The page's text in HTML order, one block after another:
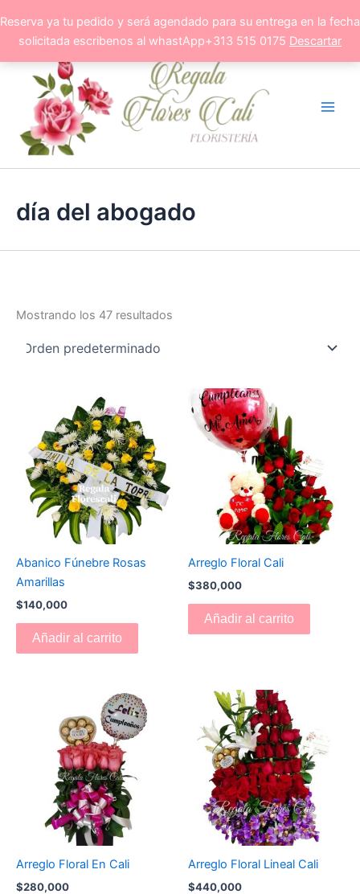
Reserva ya tu pedido y será agendado para su entrega en la fecha
solicitada escribenos al whastApp+313 515 0175 Descartar
al
contenido
día del abogado
Mostrando los 47 resultados
Abanico Fúnebre Rosas
Amarillas
$140,000
Añadir al carrito
Arreglo Floral Cali
$380,000
Añadir al carrito
Arreglo Floral En Cali
$280,000
Arreglo Floral Lineal Cali
$440,000